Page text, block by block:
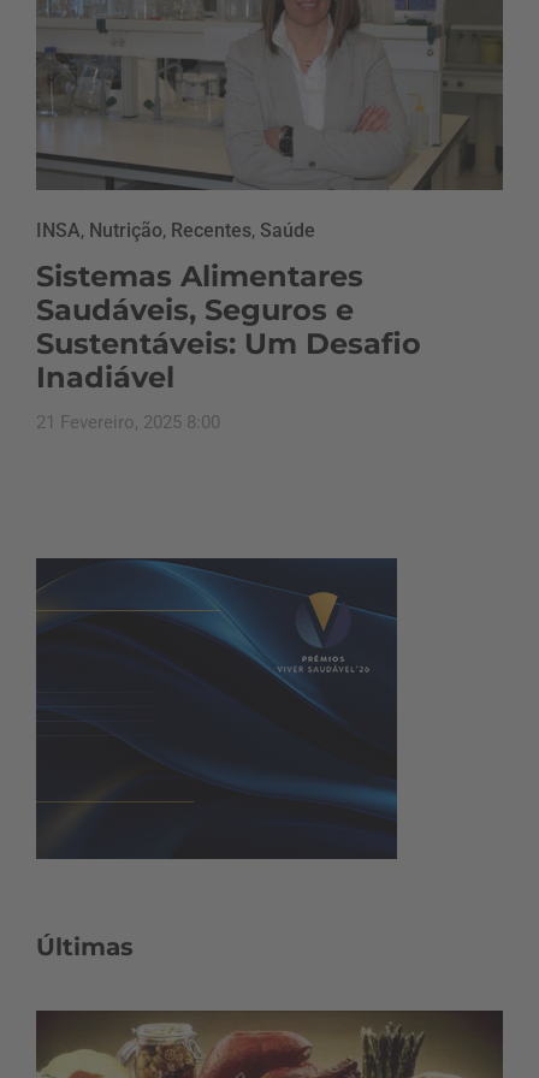
INSA, Nutrição, Recentes, Saúde
Sistemas Alimentares
Saudáveis, Seguros e
Sustentáveis: Um Desafio
Inadiável
21 Fevereiro, 2025 8:00
Últimas